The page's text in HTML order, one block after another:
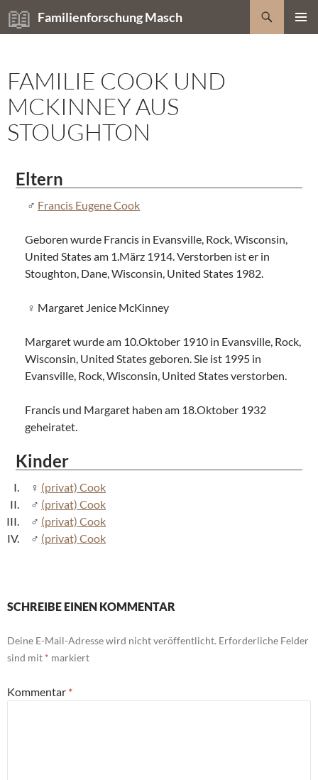
Zum
Inhalt
Familienforschung Masch
Suchen
FAMILIE COOK UND
MCKINNEY AUS
STOUGHTON
Eltern
Francis Eugene Cook
Geboren wurde Francis in Evansville, Rock, Wisconsin,
United States am 1.März 1914. Verstorben ist er in
Stoughton, Dane, Wisconsin, United States 1982.
Margaret Jenice McKinney
Margaret wurde am 10.Oktober 1910 in Evansville, Rock,
Wisconsin, United States geboren. Sie ist 1995 in
Evansville, Rock, Wisconsin, United States verstorben.
Francis und Margaret haben am 18.Oktober 1932
geheiratet.
Kinder
(privat) Cook
(privat) Cook
(privat) Cook
(privat) Cook
SCHREIBE EINEN KOMMENTAR
Deine E-Mail-Adresse wird nicht veröffentlicht. Erforderliche Felder
sind mit * markiert
Kommentar *